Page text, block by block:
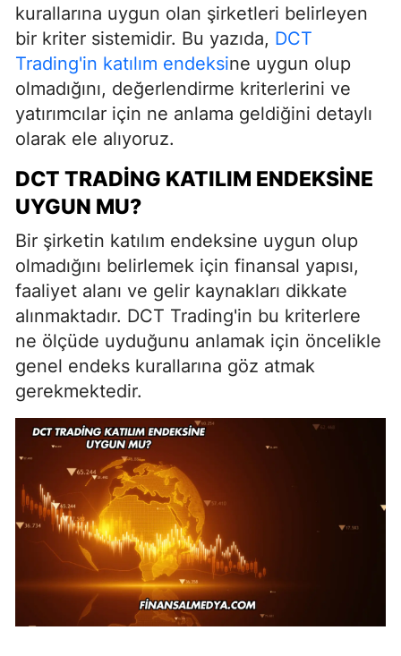
kurallarına uygun olan şirketleri belirleyen
bir kriter sistemidir. Bu yazıda, DCT
Trading'in katılım endeksine uygun olup
olmadığını, değerlendirme kriterlerini ve
yatırımcılar için ne anlama geldiğini detaylı
olarak ele alıyoruz.
DCT TRADING KATILIM ENDEKSINE
UYGUN MU?
Bir şirketin katılım endeksine uygun olup
olmadığını belirlemek için finansal yapısı,
faaliyet alanı ve gelir kaynakları dikkate
alınmaktadır. DCT Trading'in bu kriterlere
ne ölçüde uyduğunu anlamak için öncelikle
genel endeks kurallarına göz atmak
gerekmektedir.